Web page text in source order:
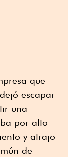
que
escapar
una
por alto
y atrajo
de